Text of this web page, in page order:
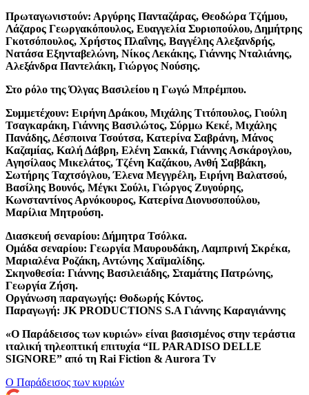
Πρωταγωνιστούν: Αργύρης Πανταζάρας, Θεοδώρα Τζήμου,
Λάζαρος Γεωργακόπουλος, Ευαγγελία Συριοπούλου, Δημήτρης
Γκοτσόπουλος, Χρήστος Πλαΐνης, Βαγγέλης Αλεξανδρής,
Νατάσα Εξηνταβελώνη, Νίκος Λεκάκης, Γιάννης Νταλιάνης,
Αλεξάνδρα Παντελάκη, Γιώργος Νούσης.
Στο ρόλο της Όλγας Βασιλείου η Γωγώ Μπρέμπου.
Συμμετέχουν: Ειρήνη Δράκου, Μιχάλης Τιτόπουλος, Γιούλη
Τσαγκαράκη, Γιάννης Βασιλώτος, Σύρμω Κεκέ, Μιχάλης
Πανάδης, Δέσποινα Τσούτσα, Κατερίνα Σαβράνη, Μάνος
Καζαμίας, Καλή Δάβρη, Ελένη Σακκά, Γιάννης Ασκάρογλου,
Αγησίλαος Μικελάτος, Τζένη Καζάκου, Ανθή Σαββάκη,
Σωτήρης Ταχτσόγλου, Έλενα Μεγγρέλη, Ειρήνη Βαλατσού,
Βασίλης Βουνός, Μέγκι Σούλι, Γιώργος Ζυγούρης,
Κωνσταντίνος Αρνόκουρος, Κατερίνα Διονυσοπούλου,
Μαρίλια Μητρούση.
Διασκευή σεναρίου: Δήμητρα Τσόλκα.
Ομάδα σεναρίου: Γεωργία Μαυρουδάκη, Λαμπρινή Σκρέκα,
Μαριαλένα Ροζάκη, Αντώνης Χαϊμαλίδης.
Σκηνοθεσία: Γιάννης Βασιλειάδης, Σταμάτης Πατρώνης,
Γεωργία Ζήση.
Οργάνωση παραγωγής: Θοδωρής Κόντος.
Παραγωγή: JK PRODUCTIONS S.A Γιάννης Καραγιάννης
«Ο Παράδεισος των κυριών» είναι βασισμένος στην τεράστια
ιταλική τηλεοπτική επιτυχία “IL PARADISO DELLE
SIGNORE” από τη Rai Fiction & Aurora Tv
Ο Παράδεισος των κυριών